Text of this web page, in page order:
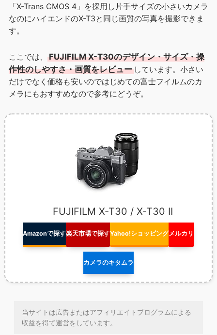
「X-Trans CMOS 4」を採用し片手サイズの小さいカメラ
なのにハイエンドのX-T3と同じ画質の写真を撮影できま
す。
ここでは、
FUJIFILM X-T30のデザイン・サイズ・操
作性のしやすさ・画質をレビューしています。小さい
だけでなく価格も安いのではじめての富士フイルムのカ
メラにもおすすめなので参考にどうぞ。
FUJIFILM X-T30 / X-T30 II
Amazonで探す楽天市場で探すYahoo!ショッピングメルカリ
カメラのキタムラ
当サイトは広告またはアフィリエイトプログラムによる
収益を得て運営をしています。